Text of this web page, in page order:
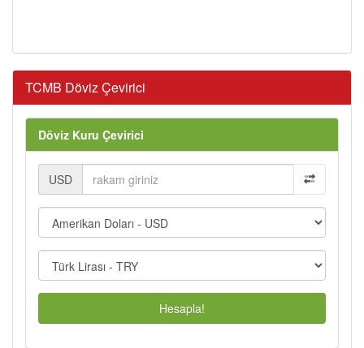
TCMB Döviz Çevirici
Döviz Kuru Çevirici
USD
Hesapla!